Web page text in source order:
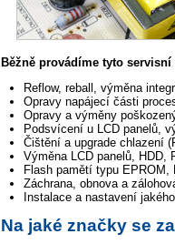
Běžně provádíme tyto servisní
Reflow, reball, výměna
Opravy napájecí části
Opravy a výměny
Podsvícení u LCD panelů,
Čištění a upgrade chlazení
Výměna LCD panelů, HDD,
Flash pamětí typu EPROM,
Záchrana, obnova a
Instalace a nastavení
Na jaké značky se